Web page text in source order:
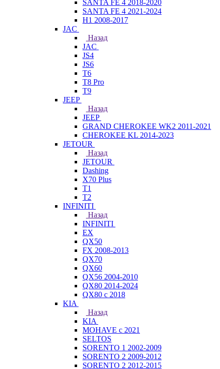
SANTA FE 4 2018-2020
SANTA FE 4 2021-2024
H1 2008-2017
JAC
Назад
JAC
JS4
JS6
T6
T8 Pro
T9
JEEP
Назад
JEEP
GRAND CHEROKEE WK2 2011-2021
CHEROKEE KL 2014-2023
JETOUR
Назад
JETOUR
Dashing
X70 Plus
T1
T2
INFINITI
Назад
INFINITI
EX
QX50
FX 2008-2013
QX70
QX60
QX56 2004-2010
QX80 2014-2024
QX80 c 2018
KIA
Назад
KIA
MOHAVE с 2021
SELTOS
SORENTO 1 2002-2009
SORENTO 2 2009-2012
SORENTO 2 2012-2015